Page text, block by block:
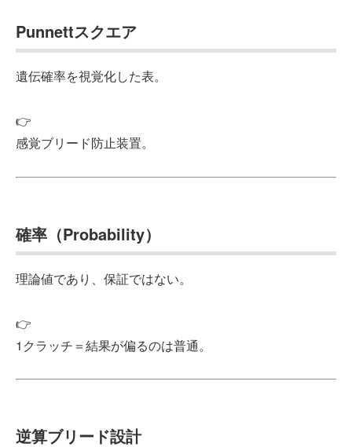
Punnettスクエア
遺伝確率を視覚化した表。
👉
感覚ブリード防止装置。
確率（Probability）
理論値であり、保証ではない。
👉
1クラッチ＝結果が偏るのは普通。
逆算ブリード設計